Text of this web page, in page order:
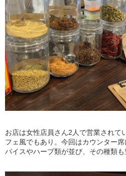
お店は女性店員さん2人で営業されて
フェ風でもあり。今回はカウンター
パイスやハーブ類が並び、その種類も